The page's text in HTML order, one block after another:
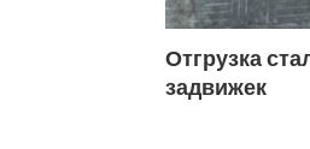
Отгрузка
задвижек